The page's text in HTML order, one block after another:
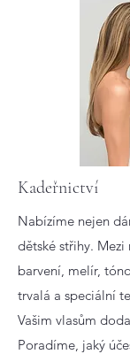
Kadeřnictví
Nabízíme nejen
dětské střihy. Mezi
barvení, melír,
trvalá a speciální
Vašim vlasům
Poradíme, jaký